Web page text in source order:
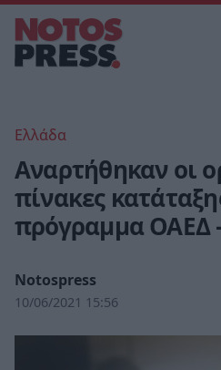
Ελλάδα
Αναρτήθηκαν οι
πίνακες
πρόγραμμα ΟΑΕΔ
Notospress
10/06/2021 15:56